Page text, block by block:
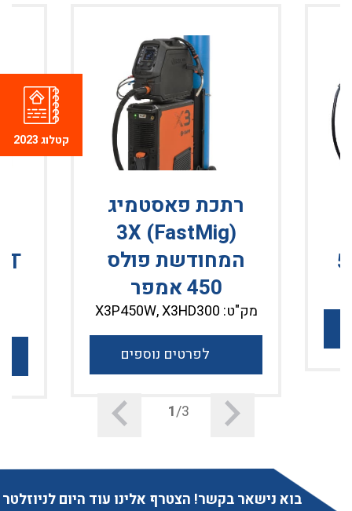
רתכת פאסטמיג
(FastMig) 3X
המחודשת פולס
450 אמפר
מק"ט: X3P450W, X3HD300
לפרטים נוספים
1/3
בוא נישאר בקשר! הצטרף אלינו עוד היום לניוזלטר
קטלוג 2023